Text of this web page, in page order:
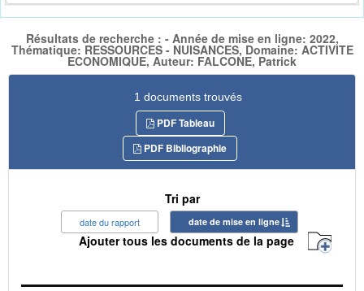
Résultats de recherche : - Année de mise en ligne: 2022,
Thématique: RESSOURCES - NUISANCES, Domaine: ACTIVITE
ECONOMIQUE, Auteur: FALCONE, Patrick
1 documents trouvés
PDF Tableau
PDF Bibliographie
Tri par
date du rapport date de mise en ligne
Ajouter tous les documents de la page